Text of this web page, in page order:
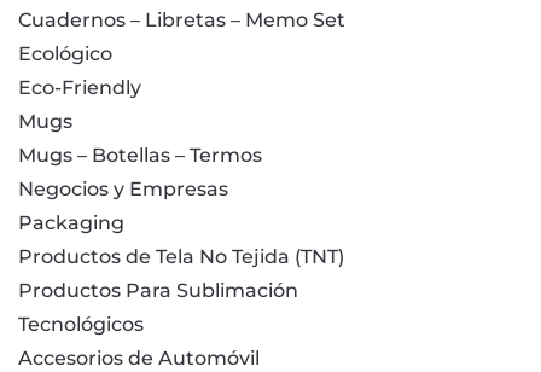
Cuadernos – Libretas – Memo Set
Ecológico
Eco-Friendly
Mugs
Mugs – Botellas – Termos
Negocios y Empresas
Packaging
Productos de Tela No Tejida (TNT)
Productos Para Sublimación
Tecnológicos
Accesorios de Automóvil